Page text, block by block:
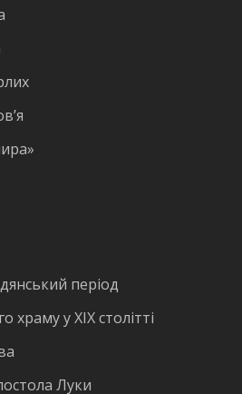
період
храму у ХІХ столітті
Луки